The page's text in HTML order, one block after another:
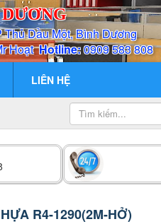
Dầu Một, Bình Dương
HoạtHotline:0909 583 808
LIÊN HỆ
R4-1290(2M-HỞ)